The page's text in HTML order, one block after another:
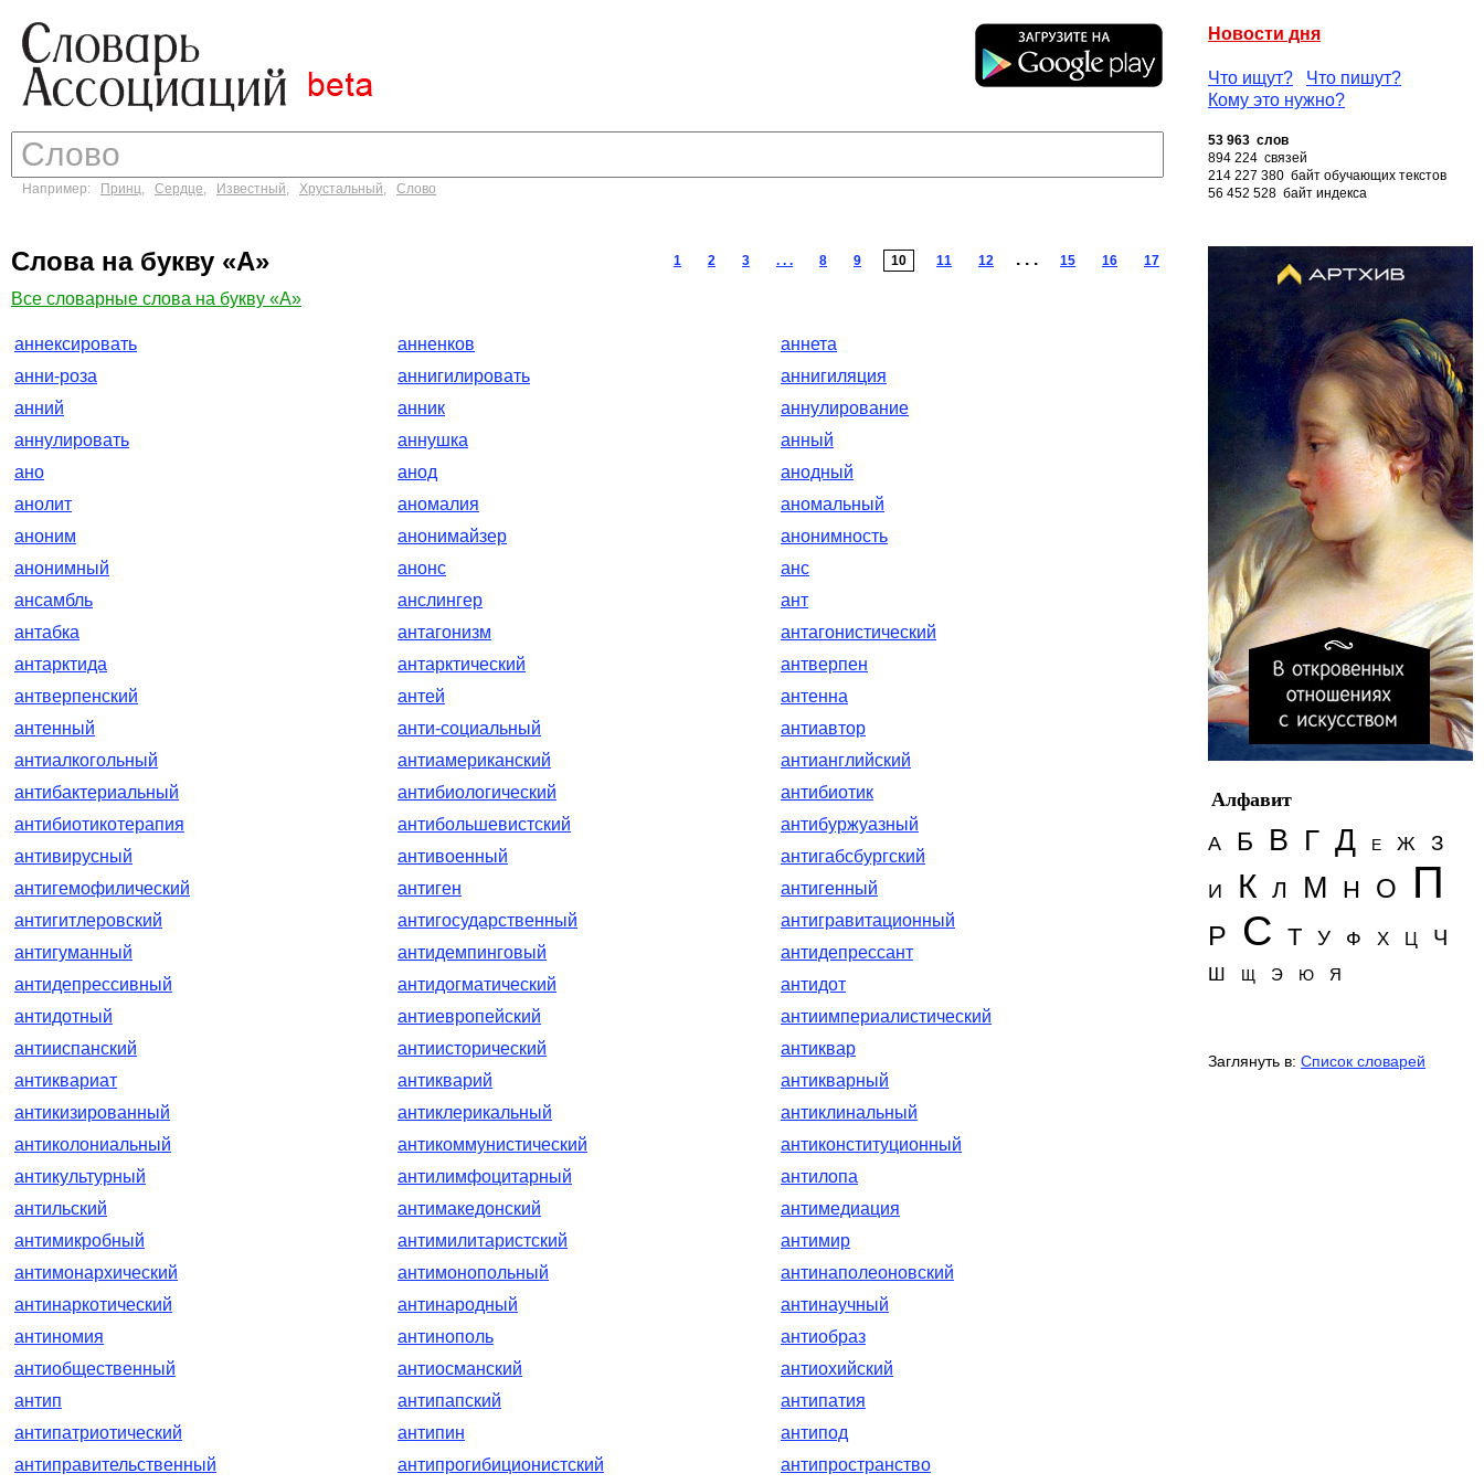
Новости дня
Что ищут?
Что пишут?
Кому это нужно?
Например: Принц, Сердце, Известный, Хрустальный, Слово
53 963 слов
894 224 связей
214 227 380 байт обучающих текстов
56 452 528 байт индекса
Слова на букву «А» 1 2 3 . . . 8 9 10 11 12 . . . 15 16 17
Все словарные слова на букву «А»
аннексировать анненков
аннета
анни-роза
аннигилировать
аннигиляция
анний
анник
аннулирование
аннулировать
аннушка
анный
ано
анод
анодный
анолит
аномалия
аномальный
аноним
анонимайзер
анонимность
анонимный
анонс
анс
ансамбль
анслингер
ант
антабка
антагонизм
антагонистический
антарктида
антарктический
антверпен
антверпенский
антей
антенна
антенный
анти-социальный
антиавтор
антиалкогольный
антиамериканский
антианглийский
антибактериальный
антибиологический
антибиотик
антибиотикотерапия
антибольшевистский
антибуржуазный
антивирусный
антивоенный
антигабсбургский
антигемофилический
антиген
антигенный
антигитлеровский
антигосударственный
антигравитационный
антигуманный
антидемпинговый
антидепрессант
антидепрессивный
антидогматический
антидот
антидотный
антиевропейский
антиимпериалистический
антииспанский
антиисторический
антиквар
антиквариат
антикварий
антикварный
антикизированный
антиклерикальный
антиклинальный
антиколониальный
антикоммунистический
антиконституционный
антикультурный
антилимфоцитарный
антилопа
антильский
антимакедонский
антимедиация
антимикробный
антимилитаристский
антимир
антимонархический
антимонопольный
антинаполеоновский
антинаркотический
антинародный
антинаучный
антиномия
антинополь
антиобраз
антиобщественный
антиосманский
антиохийский
антип
антипапский
антипатия
антипатриотический
антипин
антипод
антиправительственный
антипрогибиционистский антипространство
Алфавит
А
Б В Г Д Е Ж З
И К Л М Н О П
Р С Т У Ф Х Ц Ч
Ш Щ Э Ю Я
Заглянуть в: Список словарей